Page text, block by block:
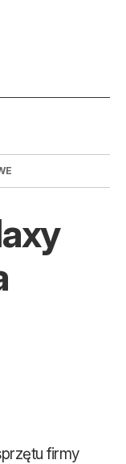
firmy